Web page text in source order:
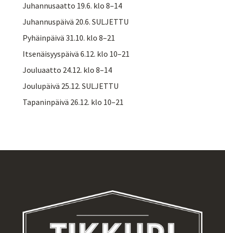
Juhannusaatto 19.6. klo 8–14
Juhannuspäivä 20.6. SULJETTU
Pyhäinpäivä 31.10. klo 8–21
Itsenäisyyspäivä 6.12. klo 10–21
Jouluaatto 24.12. klo 8–14
Joulupäivä 25.12. SULJETTU
Tapaninpäivä 26.12. klo 10–21